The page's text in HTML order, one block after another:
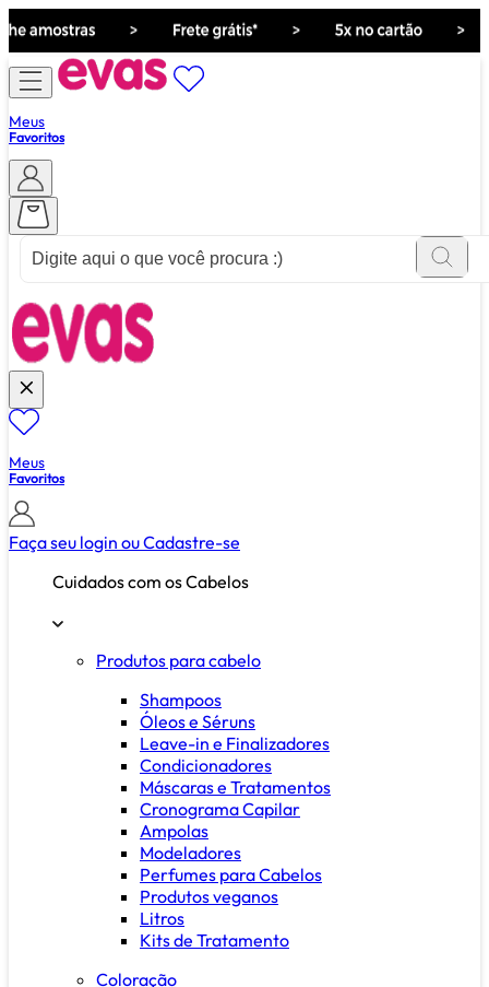
Meus
Favoritos
Meus
Favoritos
Faça seu login ouCadastre-se
Cuidados com os Cabelos
Produtos para cabelo
Shampoos
Óleos e Séruns
Leave-in e Finalizadores
Condicionadores
Máscaras e Tratamentos
Cronograma Capilar
Ampolas
Modeladores
Perfumes para Cabelos
Produtos veganos
Litros
Kits de Tratamento
Coloração